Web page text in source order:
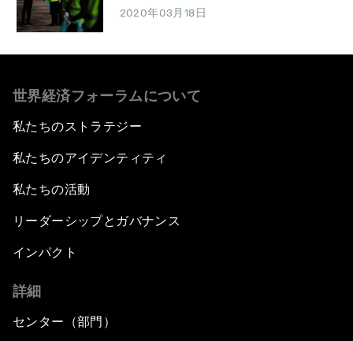
2020年03月18日
世界経済フォーラムについて
私たちのストラテジー
私たちのアイデンティティ
私たちの活動
リーダーシップとガバナンス
インパクト
詳細
センター（部門）